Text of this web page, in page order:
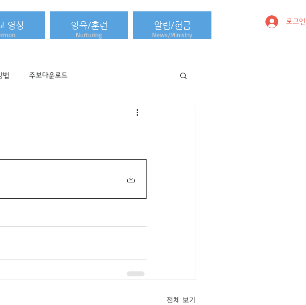
영상 양육/훈련 알림/헌금
Nurturing News/Ministry
로그인
법 주보다운로드
전체 보기